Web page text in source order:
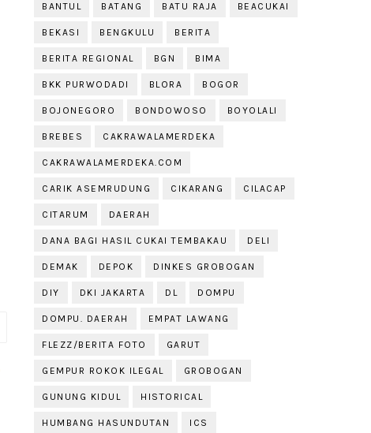
BANTUL BATANG BATU RAJA BEACUKAI
BEKASI BENGKULU BERITA
BERITA REGIONAL BGN BIMA
BKK PURWODADI BLORA BOGOR
BOJONEGORO BONDOWOSO BOYOLALI
BREBES CAKRAWALAMERDEKA
CAKRAWALAMERDEKA.COM
CARIK ASEMRUDUNG CIKARANG CILACAP
CITARUM DAERAH
DANA BAGI HASIL CUKAI TEMBAKAU DELI
DEMAK DEPOK DINKES GROBOGAN
DIY DKI JAKARTA DL DOMPU
DOMPU. DAERAH EMPAT LAWANG
FLEZZ/BERITA FOTO GARUT
GEMPUR ROKOK ILEGAL GROBOGAN
GUNUNG KIDUL HISTORICAL
HUMBANG HASUNDUTAN ICS